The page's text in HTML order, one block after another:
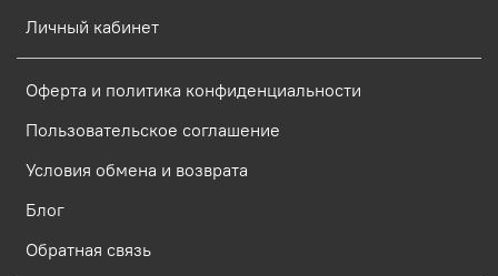
Личный кабинет
Оферта и политика конфиденциальности
Пользовательское соглашение
Условия обмена и возврата
Блог
Обратная связь